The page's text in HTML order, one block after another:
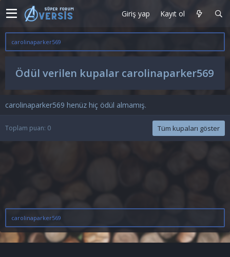
Giriş yap Kayıt ol
carolinaparker569
Ödül verilen kupalar carolinaparker569
carolinaparker569 henüz hiç ödül almamış.
Toplam puan: 0 Tüm kupaları göster
carolinaparker569